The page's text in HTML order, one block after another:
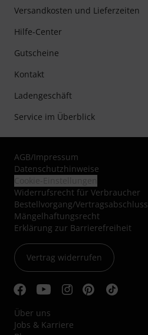
Versandkosten und Lieferzeiten
Hilfe-Center
Gutscheine
Kontakt
Ladengeschäft
Service im Überblick
AGB/Impressum
Datenschutzhinweise
Widerrufsrecht für Verbraucher
Bestellvorgang/Vertragsabschluss
Mängelhaftungsrecht
Erklärung zur Barrierefreiheit
Vertrag widerrufen
Über uns
Jobs & Karriere